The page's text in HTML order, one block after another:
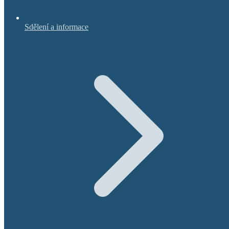
Sdělení a informace